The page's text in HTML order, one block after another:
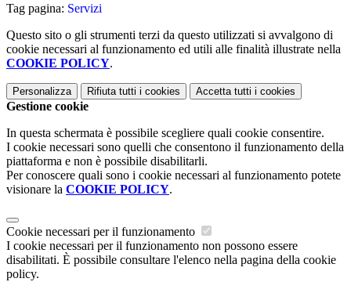
Tag pagina: Servizi
Questo sito o gli strumenti terzi da questo utilizzati si avvalgono di
cookie necessari al funzionamento ed utili alle finalità illustrate nella
COOKIE POLICY.
Personalizza Rifiuta tutti i cookies Accetta tutti i cookies
Gestione cookie
In questa schermata è possibile scegliere quali cookie consentire.
I cookie necessari sono quelli che consentono il funzionamento della
piattaforma e non è possibile disabilitarli.
Per conoscere quali sono i cookie necessari al funzionamento potete
visionare la COOKIE POLICY.
Cookie necessari per il funzionamento
I cookie necessari per il funzionamento non possono essere
disabilitati. È possibile consultare l'elenco nella pagina della cookie
policy.